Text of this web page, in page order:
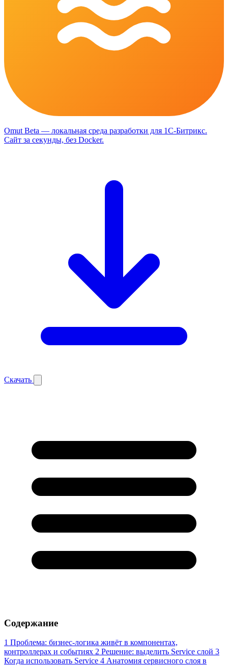
Omut Beta — локальная среда разработки для 1С-Битрикс.
Сайт за секунды, без Docker.
Скачать
Содержание
1 Проблема: бизнес-логика живёт в компонентах,
контроллерах и событиях 2 Решение: выделить Service слой 3
Когда использовать Service 4 Анатомия сервисного слоя в